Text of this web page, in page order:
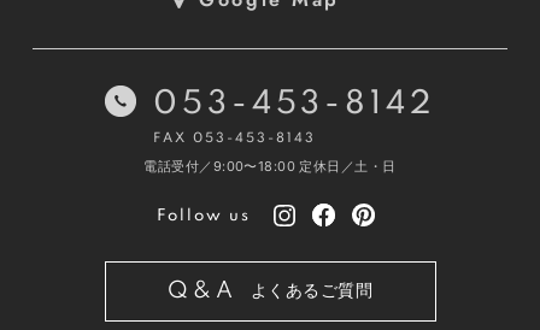
053-453-8142
FAX 053-453-8143
電話受付／9:00〜18:00 定休日／土・日
Follow us
Q&A よくあるご質問